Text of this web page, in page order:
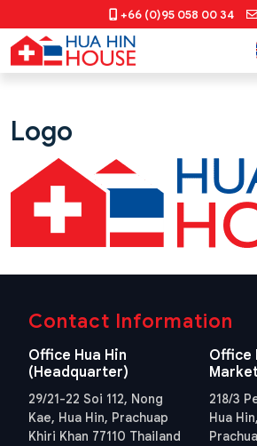
+66 (0)95 058 00 34
Logo
Contact Information
Office Hua Hin
(Headquarter)
29/21-22 Soi 112, Nong
Kae, Hua Hin, Prachuap
Khiri Khan 77110 Thailand
Office
218/3
Hua